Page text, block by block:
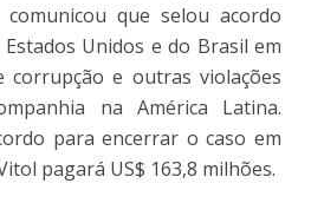
que selou acordo
Unidos e do Brasil em
corrupção e outras violações
na América Latina.
para encerrar o caso em
pagará US$ 163,8 milhões.